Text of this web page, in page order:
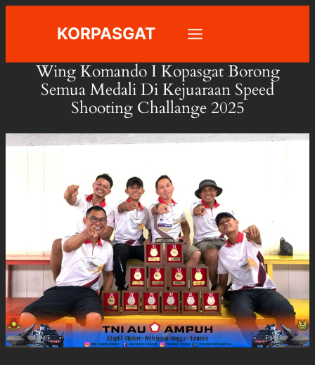
KORPASGAT
Wing Komando I Kopasgat Borong
Semua Medali Di Kejuaraan Speed
Shooting Challange 2025